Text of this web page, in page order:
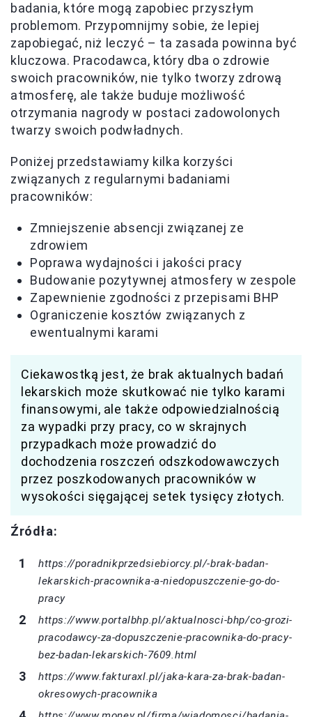
badania, które mogą zapobiec przyszłym
problemom. Przypomnijmy sobie, że lepiej
zapobiegać, niż leczyć – ta zasada powinna być
kluczowa. Pracodawca, który dba o zdrowie
swoich pracowników, nie tylko tworzy zdrową
atmosferę, ale także buduje możliwość
otrzymania nagrody w postaci zadowolonych
twarzy swoich podwładnych.
Poniżej przedstawiamy kilka korzyści
związanych z regularnymi badaniami
pracowników:
Zmniejszenie absencji związanej ze
zdrowiem
Poprawa wydajności i jakości pracy
Budowanie pozytywnej atmosfery w zespole
Zapewnienie zgodności z przepisami BHP
Ograniczenie kosztów związanych z
ewentualnymi karami
Ciekawostką jest, że brak aktualnych badań
lekarskich może skutkować nie tylko karami
finansowymi, ale także odpowiedzialnością
za wypadki przy pracy, co w skrajnych
przypadkach może prowadzić do
dochodzenia roszczeń odszkodowawczych
przez poszkodowanych pracowników w
wysokości sięgającej setek tysięcy złotych.
Źródła:
https://poradnikprzedsiebiorcy.pl/-brak-badan-
lekarskich-pracownika-a-niedopuszczenie-go-do-
pracy
https://www.portalbhp.pl/aktualnosci-bhp/co-grozi-
pracodawcy-za-dopuszczenie-pracownika-do-pracy-
bez-badan-lekarskich-7609.html
https://www.fakturaxl.pl/jaka-kara-za-brak-badan-
okresowych-pracownika